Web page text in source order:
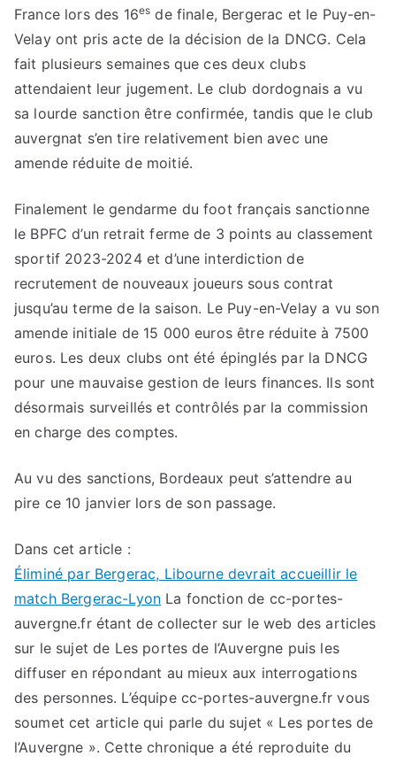
France lors des 16es de finale, Bergerac et le Puy-en-
Velay ont pris acte de la décision de la DNCG. Cela
fait plusieurs semaines que ces deux clubs
attendaient leur jugement. Le club dordognais a vu
sa lourde sanction être confirmée, tandis que le club
auvergnat s’en tire relativement bien avec une
amende réduite de moitié.
Finalement le gendarme du foot français sanctionne
le BPFC d’un retrait ferme de 3 points au classement
sportif 2023-2024 et d’une interdiction de
recrutement de nouveaux joueurs sous contrat
jusqu’au terme de la saison. Le Puy-en-Velay a vu son
amende initiale de 15 000 euros être réduite à 7500
euros. Les deux clubs ont été épinglés par la DNCG
pour une mauvaise gestion de leurs finances. Ils sont
désormais surveillés et contrôlés par la commission
en charge des comptes.
Au vu des sanctions, Bordeaux peut s’attendre au
pire ce 10 janvier lors de son passage.
Dans cet article :
Éliminé par Bergerac, Libourne devrait accueillir le
match Bergerac-Lyon La fonction de cc-portes-
auvergne.fr étant de collecter sur le web des articles
sur le sujet de Les portes de l’Auvergne puis les
diffuser en répondant au mieux aux interrogations
des personnes. L’équipe cc-portes-auvergne.fr vous
soumet cet article qui parle du sujet « Les portes de
l’Auvergne ». Cette chronique a été reproduite du